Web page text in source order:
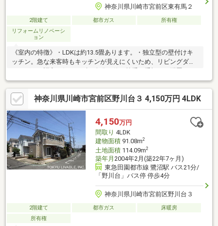
神奈川県川崎市宮前区東有馬２
2階建て 都市ガス
所有権
リフォームリノベーシ
ョン
《室内の特徴》・LDKは約13.5畳あります。・独立型の壁付けキ
ッチン。急な来客時もキッチンが見えにくいため、リビングダイ
きます。・浄水機能付きのため、必要に応じて切り替えてご使用
いただくことが可能です。・約1坪タイプの浴室です。・トイレは
温水洗浄機能付きです。（1階と2階にトイレ有）・北側にお庭
（51㎡）があり、家庭菜園を楽しむことができます。・高台のた
め東側洋室からの眺めは良好です。《駐車場》・カースペースに
は水栓がついており、洗車が可能です。《改修・リフォーム》・
令和6年年4月頃に屋根・外壁塗装済
神奈川県川崎市宮前区野川台３ 4,150万円 4LDK
4,150万円
間取り 4LDK
建物面積91.08m2
土地面積114.09m2
築年月 2004年2月(築22年7ヶ月)
東急田園都市線 鷺沼駅 バス21分/
「野川台」バス停 停歩4分
神奈川県川崎市宮前区野川台３
2階建て 都市ガス
床暖房
所有権